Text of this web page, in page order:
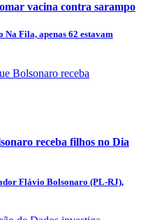
vacina contra sarampo
Na Fila, apenas 62 estavam
receba filhos no Dia
Flávio Bolsonaro (PL-RJ),